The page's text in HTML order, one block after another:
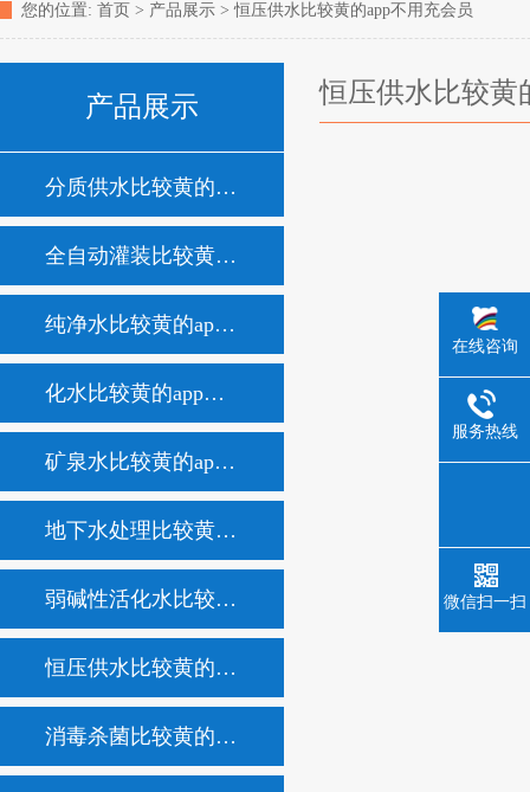
家用净水器
您的位置: 首页 > 产品展示 >恒压供水比较黄的app不用充会员
产品展示
分质供水比较黄的app不用充会员
全自动灌装比较黄的app不用充会员
纯净水比较黄的app不用充会员
化水比较黄的app不用充会员
矿泉水比较黄的app不用充会员
地下水处理比较黄的app不用充会员
弱碱性活化水比较黄的app不用充会员
恒压供水比较黄的app不用充会员
消毒杀菌比较黄的app不用充会员
恒压供水比较黄
在线咨询
服务热线
微信扫一扫